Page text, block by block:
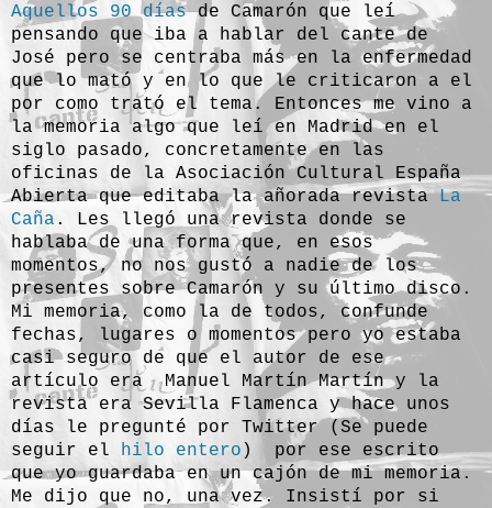
Aquellos 90 díasde Camarón que leí
pensando que iba a hablar del cante de
José pero se centraba más en la enfermedad
que lo mató y en lo que le criticaron a el
por como trató el tema. Entonces me vino a
la memoria algo que leí en Madrid en el
siglo pasado, concretamente en las
oficinas de la Asociación Cultural España
Abierta que editaba la añorada revistaLa
Caña . Les llegó una revista donde se
hablaba de una forma que, en esos
momentos, no nos gustó a nadie de los
presentes sobre Camarón y su último disco.
Mi memoria, como la de todos, confunde
fechas, lugares o momentos pero yo estaba
casi seguro de que el autor de ese
artículo era Manuel Martín Martín y la
revista era Sevilla Flamenca y hace unos
días le pregunté por Twitter (Se puede
seguir el
hilo entero ) por ese escrito
que yo guardaba en un cajón de mi memoria.
Me dijo que no, una vez. Insistí por si